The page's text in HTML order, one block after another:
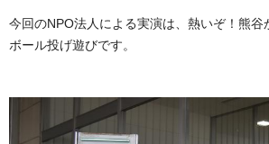
今回のNPO法人による実演は、熱いぞ！熊谷
ボール投げ遊びです。